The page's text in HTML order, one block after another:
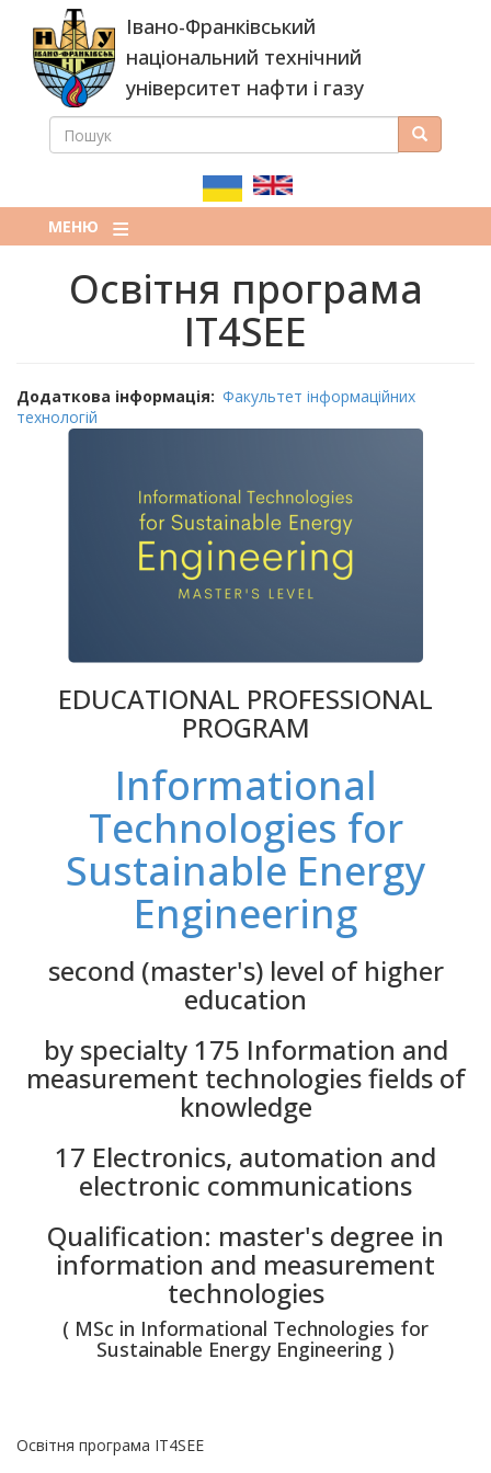
основного
вмісту
Івано-Франківський
національний технічний
університет нафти і газу
ПОШУКОВА
ПОШУК Пошук
МЕНЮ
Освітня програма
IT4SEE
Додаткова інформація
Факультет інформаційних
технологій
EDUCATIONAL PROFESSIONAL
PROGRAM
Informational
Technologies for
Sustainable Energy
Engineering
second (master's) level of higher
education
by specialty 175 Information and
measurement technologies fields of
knowledge
17 Electronics, automation and
electronic communications
Qualification: master's degree in
information and measurement
technologies
( MSc in Informational Technologies for
Sustainable Energy Engineering )
Освітня програма IT4SEE